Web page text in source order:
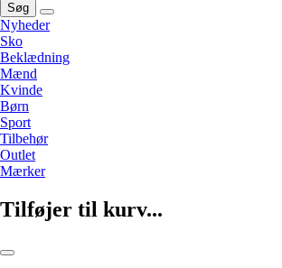
Søg
Nyheder
Sko
Beklædning
Mænd
Kvinde
Børn
Sport
Tilbehør
Outlet
Mærker
Tilføjer til kurv...